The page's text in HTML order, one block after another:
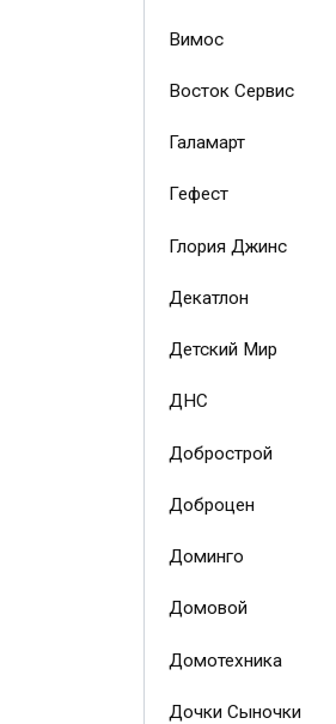
Вимос
Восток Сервис
Галамарт
Гефест
Глория Джинс
Декатлон
Детский Мир
ДНС
Добрострой
Доброцен
Доминго
Домовой
Домотехника
Дочки Сыночки